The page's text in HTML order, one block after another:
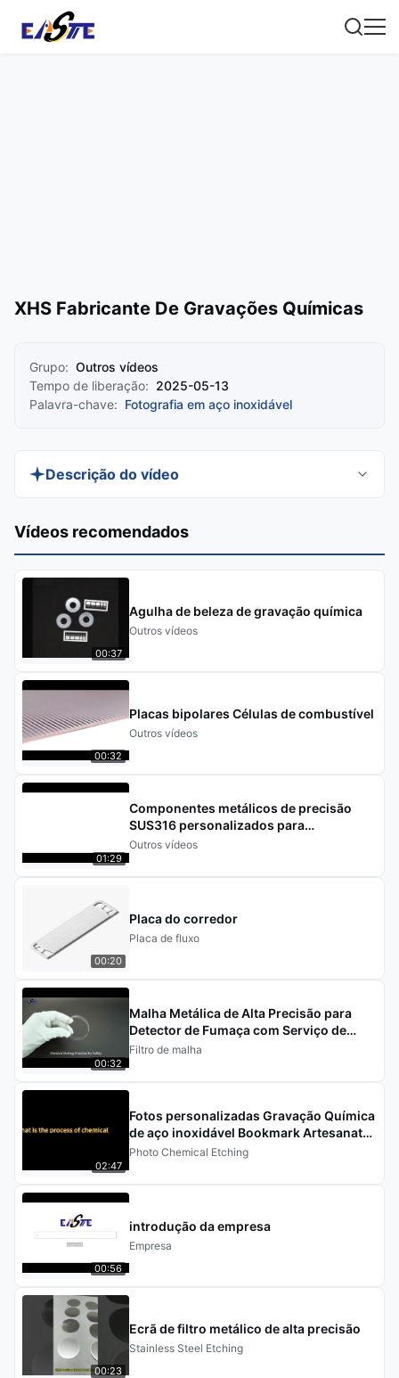
XHS Fabricante De Gravações Químicas
Grupo: Outros vídeos
Tempo de liberação: 2025-05-13
Palavra-chave: Fotografia em aço inoxidável
Descrição do vídeo
Discover XHS Chemical Etching Manufacturer's
hardware. Our advanced etching technology
delivers intricate, durable designs with superior
corrosion resistance and versatile finishes.
decorative accents.
Vídeos recomendados
00:37
Agulha de beleza de gravação química
Outros vídeos
00:32
Placas bipolares Células de combustível
Outros vídeos
01:29
Componentes metálicos de precisão
SUS316 personalizados para
dispositivos médicos com
Outros vídeos
00:20
Placa do corredor
Placa de fluxo
00:32
Malha Metálica de Alta Precisão para
Detector de Fumaça com Serviço de
Gravação Química
Filtro de malha
02:47
Fotos personalizadas Gravação Química
de aço inoxidável Bookmark Artesanato
de lembranças
Photo Chemical Etching
00:56
introdução da empresa
Empresa
00:23
Ecrã de filtro metálico de alta precisão
Stainless Steel Etching